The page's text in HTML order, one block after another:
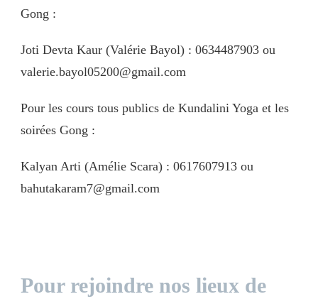
Gong :
Joti Devta Kaur (Valérie Bayol) : 0634487903 ou
valerie.bayol05200@gmail.com
Pour les cours tous publics de Kundalini Yoga et les
soirées Gong :
Kalyan Arti (Amélie Scara) : 0617607913 ou
bahutakaram7@gmail.com
Pour rejoindre nos lieux de